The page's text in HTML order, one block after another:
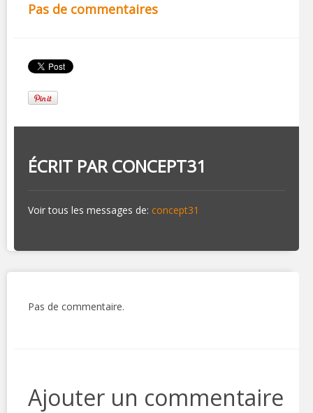
Pas de commentaires
ÉCRIT PARCONCEPT31
Voir tous les messages de: concept31
Pas de commentaire.
Ajouter un commentaire